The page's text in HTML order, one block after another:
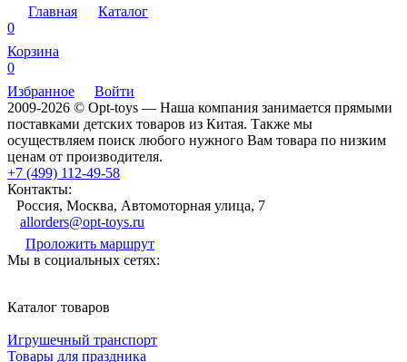
Главная
Каталог
0
Корзина
0
Избранное
Войти
2009-2026 © Opt-toys — Наша компания занимается прямыми
поставками детских товаров из Китая. Также мы
осуществляем поиск любого нужного Вам товара по низким
ценам от производителя.
+7 (499) 112-49-58
Контакты:
Россия, Москва, Автомоторная улица, 7
allorders@opt-toys.ru
Проложить маршрут
Мы в социальных сетях:
Каталог товаров
Игрушечный транспорт
Товары для праздника